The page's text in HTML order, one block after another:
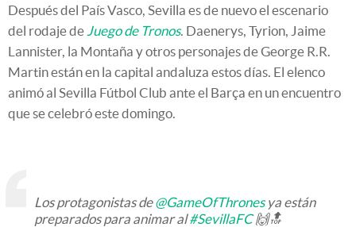
Después del País Vasco, Sevilla es de nuevo el escenario
del rodaje de Juego de Tronos. Daenerys, Tyrion, Jaime
Lannister, la Montaña y otros personajes de George R.R.
Martin están en la capital andaluza estos días. El elenco
animó al Sevilla Fútbol Club ante el Barça en un encuentro
que se celebró este domingo.
Los protagonistas de@GameOfThronesya están
preparados para animar al#SevillaFC🙌🔝